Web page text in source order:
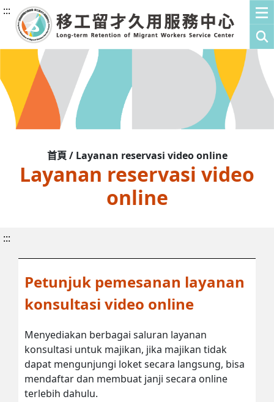
:::
首頁 / Layanan reservasi video online
Layanan reservasi video
online
:::
Petunjuk pemesanan layanan
konsultasi video online
Menyediakan berbagai saluran layanan
konsultasi untuk majikan, jika majikan tidak
dapat mengunjungi loket secara langsung, bisa
mendaftar dan membuat janji secara online
terlebih dahulu.